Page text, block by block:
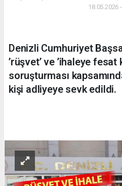
18.05.2026
Denizli Cumhuriyet
’rüşvet’ ve ’ihaleye fesat
soruşturması
kişi adliyeye sevk edildi.